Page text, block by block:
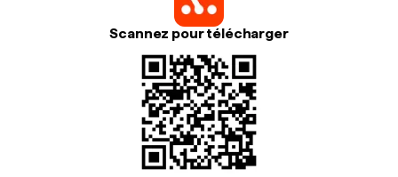
Scannez pour télécharger